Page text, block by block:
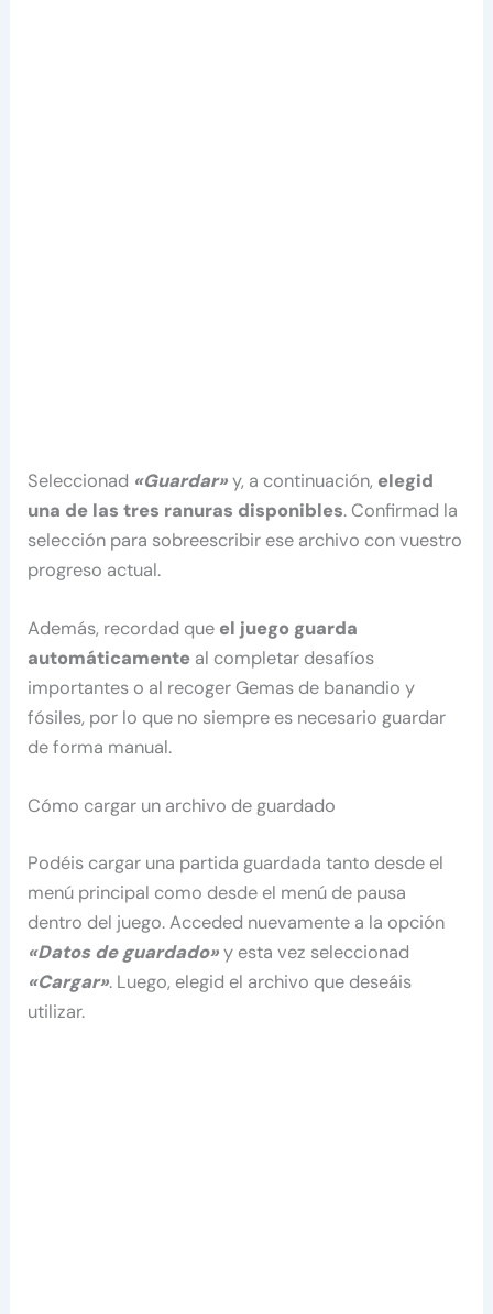
Seleccionad «Guardar»y, a continuación, elegid
una de las tres ranuras disponibles. Confirmad la
selección para sobreescribir ese archivo con vuestro
progreso actual.
Además, recordad que el juego guarda
automáticamente al completar desafíos
importantes o al recoger Gemas de banandio y
fósiles, por lo que no siempre es necesario guardar
de forma manual.
Cómo cargar un archivo de guardado
Podéis cargar una partida guardada tanto desde el
menú principal como desde el menú de pausa
dentro del juego. Acceded nuevamente a la opción
«Datos de guardado»y esta vez seleccionad
«Cargar». Luego, elegid el archivo que deseáis
utilizar.